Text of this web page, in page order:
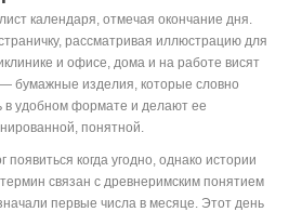
календаря, отмечая окончание дня.
рассматривая иллюстрацию для
и офисе, дома и на работе висят
бумажные изделия, которые словно
в удобном формате и делают ее
понятной.
когда угодно, однако истории
связан с древнеримским понятием
первые числа в месяце. Этот день